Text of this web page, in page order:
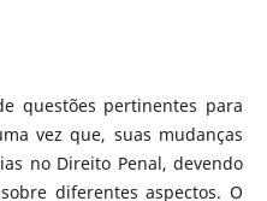
questões pertinentes para
vez que, suas mudanças
no Direito Penal, devendo
diferentes aspectos. O